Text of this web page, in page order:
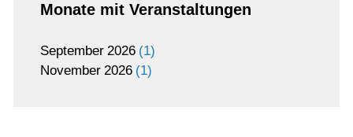
Monate mit Veranstaltungen
September 2026 1
November 2026 1